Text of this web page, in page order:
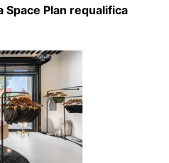
Plan requalifica